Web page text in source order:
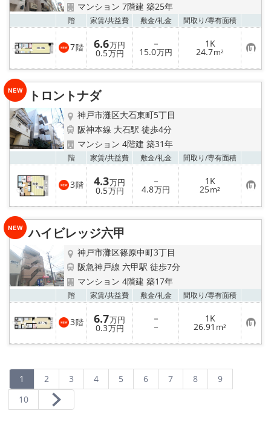
マンション 7階建 築25年
階 家賃/共益費 敷金/礼金 間取り/専有面積
7階 6.6万円
0.5万円
－
15.0万円
1K
24.7m² お
気
に
り
トロントナダ
神戸市灘区大石東町5丁目
阪神本線 大石駅 徒歩4分
マンション 4階建 築31年
階 家賃/共益費 敷金/礼金 間取り/専有面積
3階 4.3万円
0.5万円
－
4.8万円
1K
25m² お
気
に
り
ハイビレッジ六甲
神戸市灘区篠原中町3丁目
阪急神戸線 六甲駅 徒歩7分
マンション 4階建 築17年
階 家賃/共益費 敷金/礼金 間取り/専有面積
3階 6.7万円
0.3万円
－
－
1K
26.91 m² お
気
に
1 2 3 4 5 6 7 8
9
10